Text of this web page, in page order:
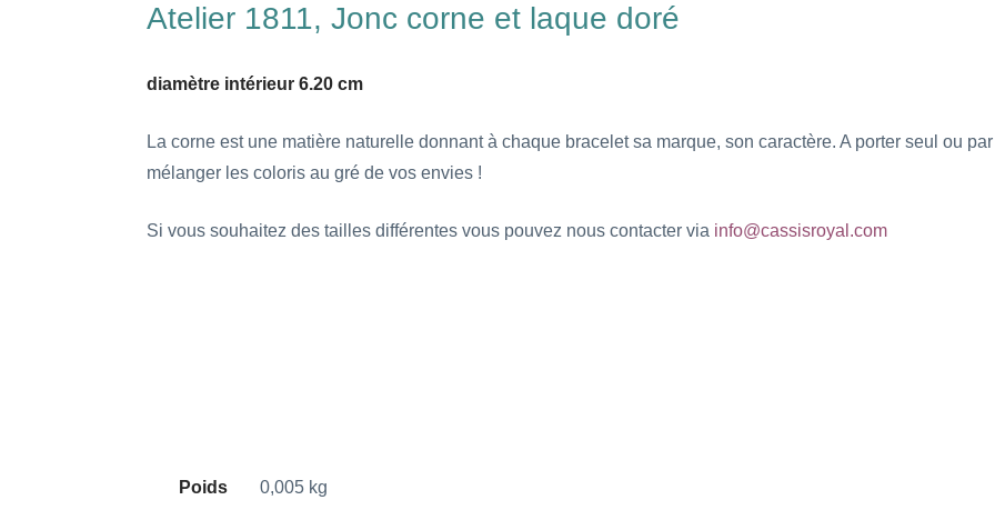
Atelier 1811, Jonc corne et laque doré
diamètre intérieur 6.20 cm
La corne est une matière naturelle donnant à chaque bracelet sa marque, son caractère. A porter seul ou
mélanger les coloris au gré de vos envies !
Si vous souhaitez des tailles différentes vous pouvez nous contacter via info@cassisroyal.com
Poids 0,005 kg